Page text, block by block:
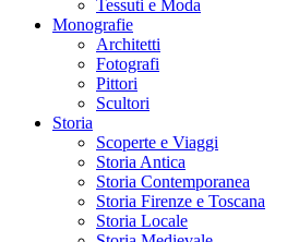
Tessuti e Moda
Monografie
Architetti
Fotografi
Pittori
Scultori
Storia
Scoperte e Viaggi
Storia Antica
Storia Contemporanea
Storia Firenze e Toscana
Storia Locale